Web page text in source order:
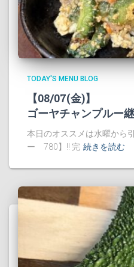
TODAY'S MENU BLOG
【08/07(金)】
ゴーヤチャンプルー
本日のオススメは水曜から
ー 780】!! 完 続きを読む